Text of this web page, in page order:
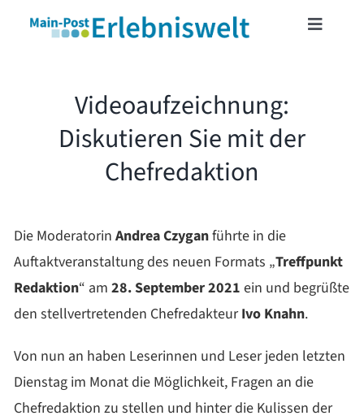
Toggle
MAINFRANKENCARD
VERANSTALTUNGEN
LESERREISEN
LESERAKTIONEN
Videoaufzeichnung:
Diskutieren Sie mit der
Chefredaktion
Die Moderatorin Andrea Czyganführte in die
Auftaktveranstaltung des neuen Formats „Treffpunkt
Redaktion“ am 28. September 2021 ein und begrüßte
den stellvertretenden ChefredakteurIvo Knahn.
Von nun an haben Leserinnen und Leser jeden letzten
Dienstag im Monat die Möglichkeit, Fragen an die
Chefredaktion zu stellen und hinter die Kulissen der